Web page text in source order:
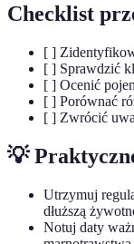
Checklist
[ ]
[ ] Sprawdzić
[ ] Ocenić
[ ] Porównać
[ ] Zwrócić
💡
Utrzymuj
dłuższą
Notuj daty